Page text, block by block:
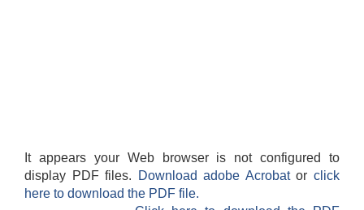
It appears your Web browser is not configured to
display PDF files.
Download adobe Acrobatorclick
here to download the PDF file.